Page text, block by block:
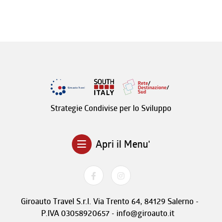
Strategie Condivise per lo Sviluppo
Apri il Menu'
Giroauto Travel S.r.l. Via Trento 64, 84129 Salerno -
P.IVA 03058920657 - info@giroauto.it